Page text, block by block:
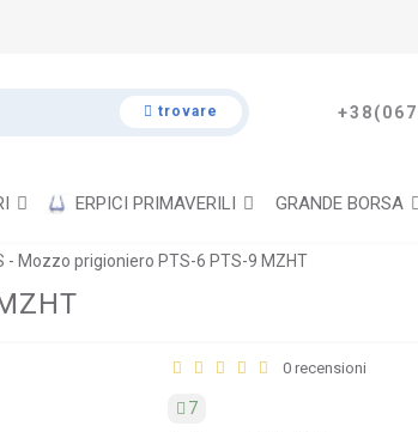
trovare
ERPICI PRIMAVERILI GRANDE BORSA
- Mozzo prigioniero PTS-6 PTS-9 MZHT
0 recensioni
7